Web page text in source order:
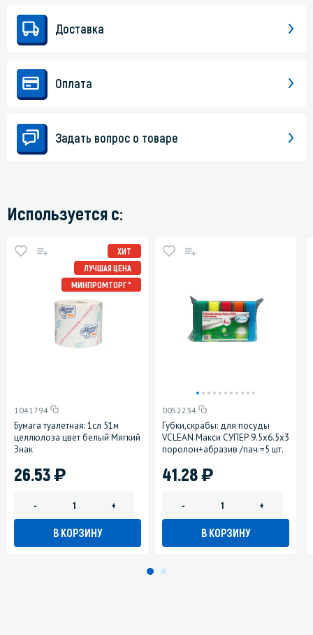
Доставка
Оплата
Задать вопрос о товаре
Используется с:
ХИТ
ЛУЧШАЯ ЦЕНА
МИНПРОМТОРГ *
1041794
Бумага туалетная: 1сл 51м
целлюлоза цвет белый Мягкий
Знак
26.53)
- +
В КОРЗИНУ
0052234
Губки,скрабы: для посуды
VCLEAN Макси СУПЕР 9.5х6.5х3
поролон+абразив /пач.=5 шт.
41.28)
- +
В КОРЗИНУ